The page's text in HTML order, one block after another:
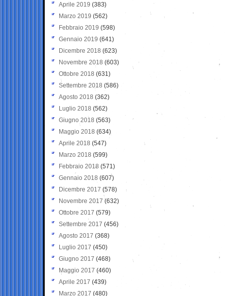
Aprile 2019 (383)
Marzo 2019 (562)
Febbraio 2019 (598)
Gennaio 2019 (641)
Dicembre 2018 (623)
Novembre 2018 (603)
Ottobre 2018 (631)
Settembre 2018 (586)
Agosto 2018 (362)
Luglio 2018 (562)
Giugno 2018 (563)
Maggio 2018 (634)
Aprile 2018 (547)
Marzo 2018 (599)
Febbraio 2018 (571)
Gennaio 2018 (607)
Dicembre 2017 (578)
Novembre 2017 (632)
Ottobre 2017 (579)
Settembre 2017 (456)
Agosto 2017 (368)
Luglio 2017 (450)
Giugno 2017 (468)
Maggio 2017 (460)
Aprile 2017 (439)
Marzo 2017 (480)